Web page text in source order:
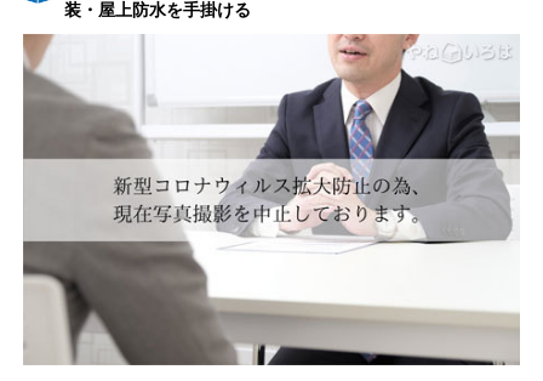
装・屋上防水を手掛ける